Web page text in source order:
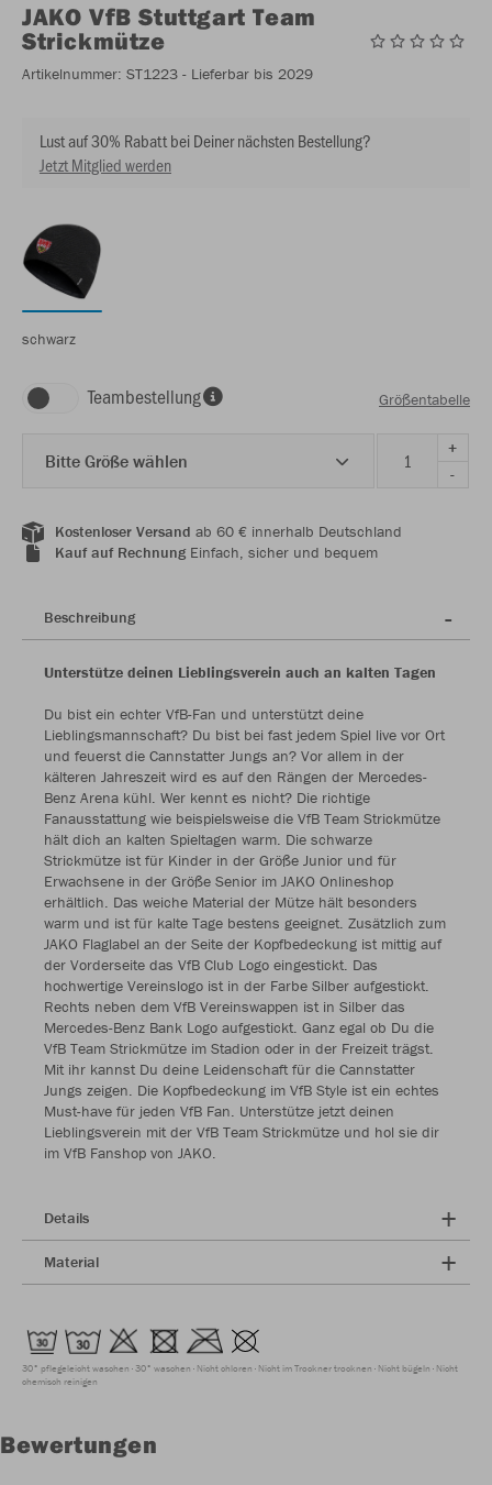
JAKO VfB Stuttgart Team
Strickmütze
Artikelnummer: ST1223 - Lieferbar bis 2029
Lust auf 30% Rabatt bei Deiner nächsten Bestellung?
Jetzt Mitglied werden
schwarz
Teambestellung Größentabelle
Bitte Größe wählen
+
-
Kostenloser Versand ab 60 € innerhalb Deutschland
Kauf auf RechnungEinfach, sicher und bequem
Beschreibung
Unterstütze deinen Lieblingsverein auch an kalten Tagen
Du bist ein echter VfB-Fan und unterstützt deine
Lieblingsmannschaft? Du bist bei fast jedem Spiel live vor Ort
und feuerst die Cannstatter Jungs an? Vor allem in der
kälteren Jahreszeit wird es auf den Rängen der Mercedes-
Benz Arena kühl. Wer kennt es nicht? Die richtige
Fanausstattung wie beispielsweise die VfB Team Strickmütze
hält dich an kalten Spieltagen warm. Die schwarze
Strickmütze ist für Kinder in der Größe Junior und für
Erwachsene in der Größe Senior im JAKO Onlineshop
erhältlich. Das weiche Material der Mütze hält besonders
warm und ist für kalte Tage bestens geeignet. Zusätzlich zum
JAKO Flaglabel an der Seite der Kopfbedeckung ist mittig auf
der Vorderseite das VfB Club Logo eingestickt. Das
hochwertige Vereinslogo ist in der Farbe Silber aufgestickt.
Rechts neben dem VfB Vereinswappen ist in Silber das
Mercedes-Benz Bank Logo aufgestickt. Ganz egal ob Du die
VfB Team Strickmütze im Stadion oder in der Freizeit trägst.
Mit ihr kannst Du deine Leidenschaft für die Cannstatter
Jungs zeigen. Die Kopfbedeckung im VfB Style ist ein echtes
Must-have für jeden VfB Fan. Unterstütze jetzt deinen
Lieblingsverein mit der VfB Team Strickmütze und hol sie dir
im VfB Fanshop von JAKO.
Details
Material
30° pflegeleicht waschen 30° waschen Nicht chloren Nicht im Trockner trocknen Nicht bügeln Nicht
chemisch reinigen
Bewertungen